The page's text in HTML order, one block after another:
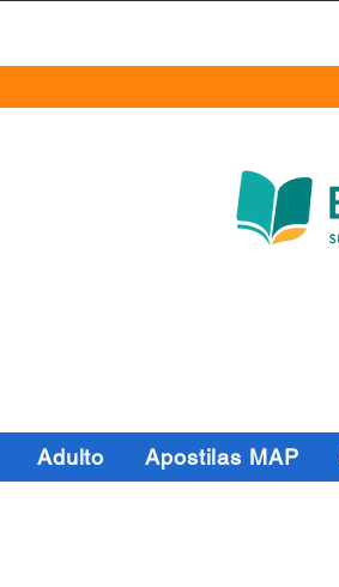
Adulto Apostilas MAP